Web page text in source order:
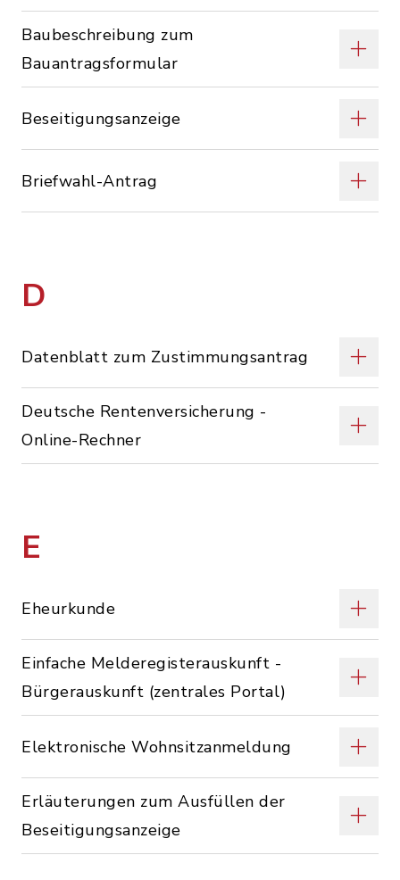
Baubeschreibung zum
Bauantragsformular
Beseitigungsanzeige
Briefwahl-Antrag
D
Datenblatt zum Zustimmungsantrag
Deutsche Rentenversicherung -
Online-Rechner
E
Eheurkunde
Einfache Melderegisterauskunft -
Bürgerauskunft (zentrales Portal)
Elektronische Wohnsitzanmeldung
Erläuterungen zum Ausfüllen der
Beseitigungsanzeige